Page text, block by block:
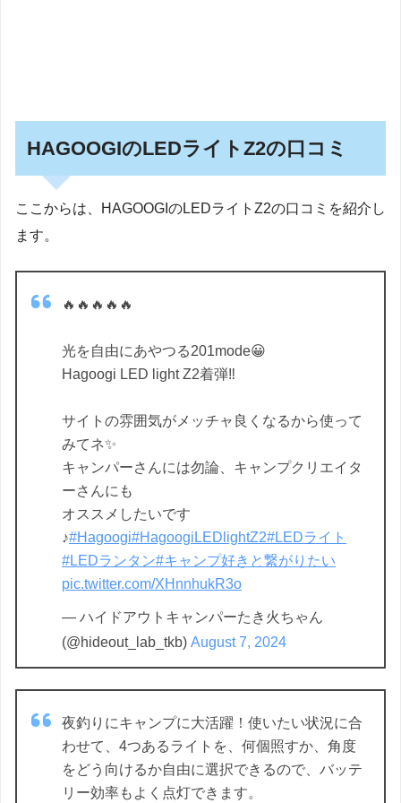
HAGOOGIのLEDライトZ2の口コミ
ここからは、HAGOOGIのLEDライトZ2の口コミを紹介し
ます。
🔥🔥🔥🔥🔥
光を自由にあやつる201mode😀
Hagoogi LED light Z2着弾‼️
サイトの雰囲気がメッチャ良くなるから使って
みてネ✨
キャンパーさんには勿論、キャンプクリエイタ
ーさんにも
オススメしたいです
♪#Hagoogi#HagoogiLEDlightZ2#LEDライト
#LEDランタン#キャンプ好きと繋がりたい
pic.twitter.com/XHnnhukR3o
— ハイドアウトキャンパーたき火ちゃん
(@hideout_lab_tkb) August 7, 2024
夜釣りにキャンプに大活躍！使いたい状況に合
わせて、4つあるライトを、何個照すか、角度
をどう向けるか自由に選択できるので、バッテ
リー効率もよく点灯できます。